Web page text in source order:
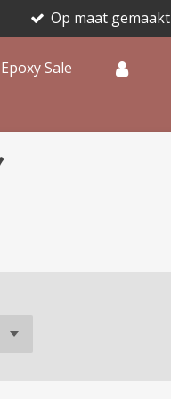
Op maat gemaakt
Epoxy Sale